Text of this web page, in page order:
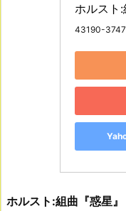
ホルスト:
43190-
ホルスト:組曲『惑星